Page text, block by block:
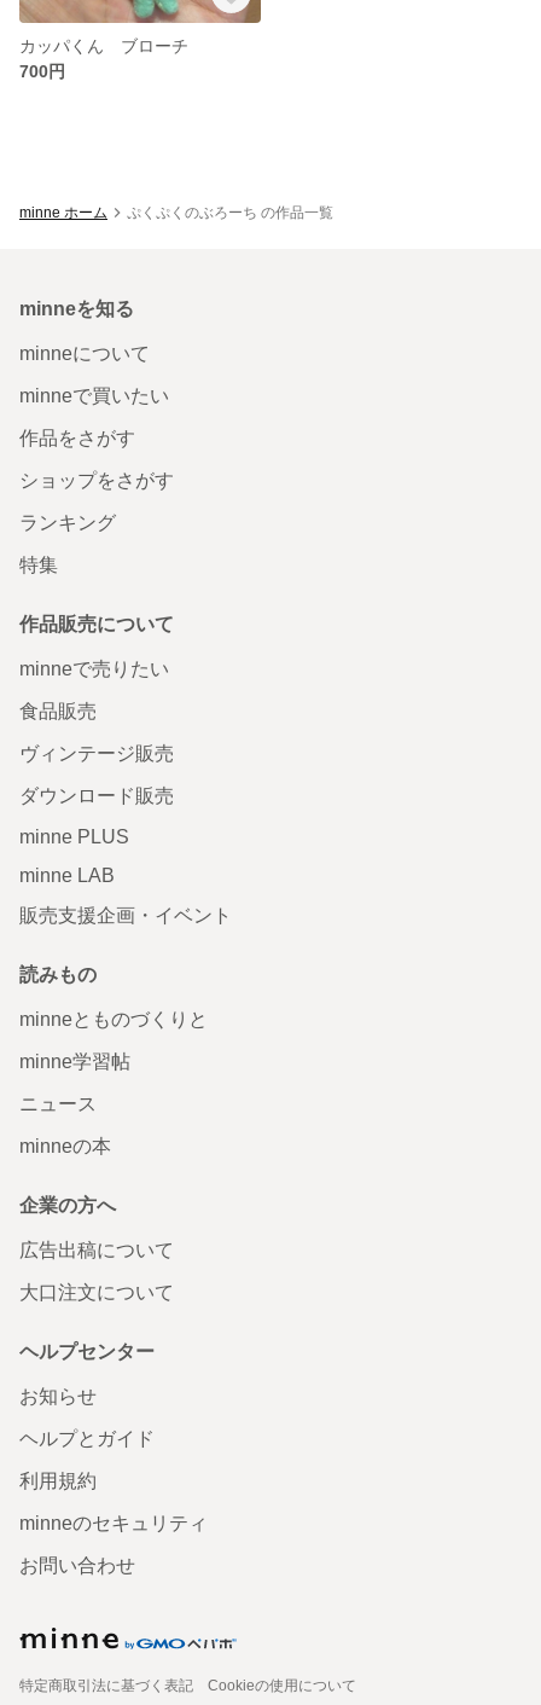
カッパくん ブローチ
700円
minne ホーム ぷくぷくのぶろーち の作品一覧
minneを知る
minneについて
minneで買いたい
作品をさがす
ショップをさがす
ランキング
特集
作品販売について
minneで売りたい
食品販売
ヴィンテージ販売
ダウンロード販売
minne PLUS
minne LAB
販売支援企画・イベント
読みもの
minneとものづくりと
minne学習帖
ニュース
minneの本
企業の方へ
広告出稿について
大口注文について
ヘルプセンター
お知らせ
ヘルプとガイド
利用規約
minneのセキュリティ
お問い合わせ
特定商取引法に基づく表記
Cookieの使用について